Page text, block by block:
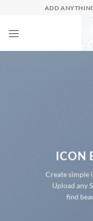
content
ADD
ICON
Create simple
Upload any
find